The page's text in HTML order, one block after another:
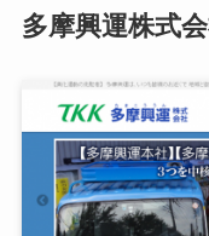
多摩興運株式